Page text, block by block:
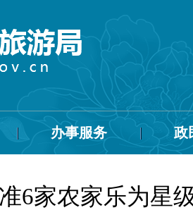
办事服务 政
6家农家乐为星